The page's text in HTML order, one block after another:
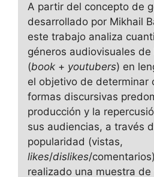
A partir del concepto de
desarrollado por Mikhail
este trabajo analiza
géneros audiovisuales de
(book+ youtubers) en
el objetivo de determinar
formas discursivas
producción y la
sus audiencias, a través
popularidad (vistas,
likes/dislikes/
realizado una muestra de